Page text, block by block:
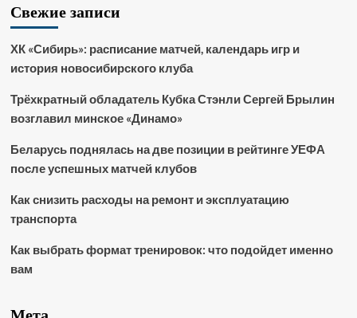
Свежие записи
ХК «Сибирь»: расписание матчей, календарь игр и
история новосибирского клуба
Трёхкратный обладатель Кубка Стэнли Сергей Брылин
возглавил минское «Динамо»
Беларусь поднялась на две позиции в рейтинге УЕФА
после успешных матчей клубов
Как снизить расходы на ремонт и эксплуатацию
транспорта
Как выбрать формат тренировок: что подойдет именно
вам